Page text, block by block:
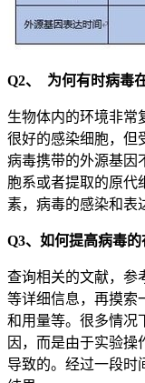
Q2、 为何有时病毒
生物体内的环境非常
很好的感染细胞，但
病毒携带的外源基因
胞系或者提取的原代
素，病毒的感染和表
Q3、如何提高病毒的
查询相关的文献，参
等详细信息，再摸索
和用量等。很多情况
因，而是由于实验操
导致的。经过一段时